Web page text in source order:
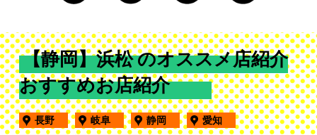
【静岡】浜松 のオススメ店紹介
おすすめお店紹介
長野 岐阜 静岡
愛知